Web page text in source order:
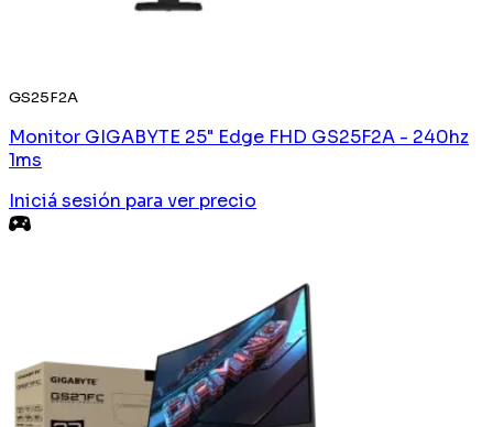
GS25F2A
Monitor GIGABYTE 25" Edge FHD GS25F2A - 240hz
1ms
Iniciá sesión para ver precio